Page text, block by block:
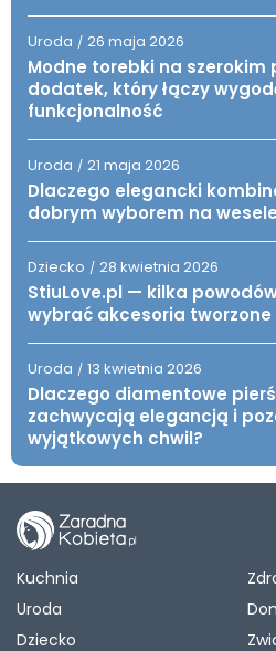
Uroda / 26 maja 2026
Modne torebki na
dodatek, który łączy
funkcjonalność
Uroda / 21 maja 2026
Dlaczego elegancki
dobrym wyborem na
Dziecko / 28 kwietnia 2026
StiuLove.pl — kilka
wybrać akcesoria
Uroda / 13 kwietnia 2026
Dlaczego diamentowe
zachwycają elegancją i
wyjątkowych chwil?
Kuchnia
Uroda
Dziecko